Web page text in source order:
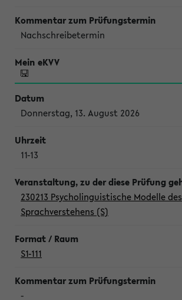
Nachschreibetermin
Donnerstag, 13. August 2026
11-13
230213 Psycholinguistische Modelle des
Sprachverstehens (S)
S1-111
-